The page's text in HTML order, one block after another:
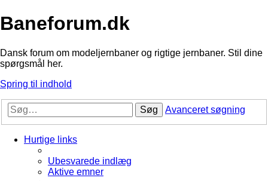
Baneforum.dk
Dansk forum om modeljernbaner og rigtige jernbaner. Stil dine
spørgsmål her.
Spring til indhold
Søg Avanceret søgning
Hurtige links
Ubesvarede indlæg
Aktive emner